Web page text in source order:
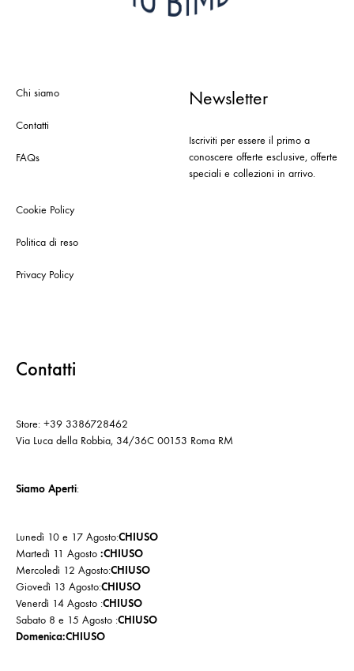
Chi siamo
Contatti
FAQs
Cookie Policy
Politica di reso
Privacy Policy
Newsletter
Iscriviti per essere il primo a
conoscere offerte esclusive, offerte
speciali e collezioni in arrivo.
Contatti
Store: +39 3386728462
Via Luca della Robbia, 34/36C 00153 Roma RM
Siamo Aperti:
Lunedì 10 e 17 Agosto:CHIUSO
Martedì 11 Agosto :CHIUSO
Mercoledì 12 Agosto:CHIUSO
Giovedì 13 Agosto:CHIUSO
Venerdì 14 Agosto :CHIUSO
Sabato 8 e 15 Agosto :CHIUSO
Domenica:CHIUSO